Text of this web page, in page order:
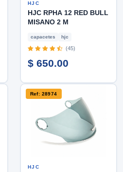
HJC
HJC RPHA 12 RED BULL
MISANO 2 M
capacetes hjc
(45)
$ 650.00
Ref: 28974
HJC